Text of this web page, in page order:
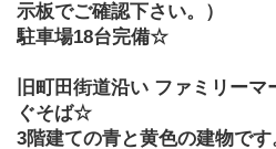
示板でご確認下さい。）
駐車場18台完備☆
旧町田街道沿い ファミリー
ぐそば☆
3階建ての青と黄色の建物で